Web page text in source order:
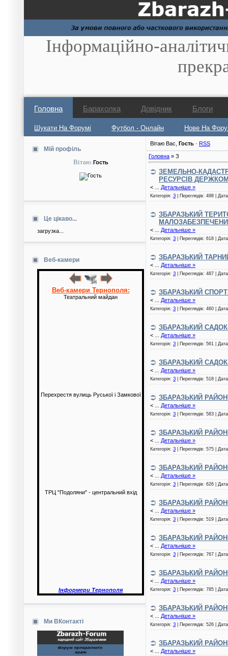
Інформаційно-
Головна
Шукати На Форумі Футбол - Онлайн Нове На
Барахолка Довідник Блоги
Мій профіль
Вітаю:Гость
Це цікаво...
загрузка...
Веб-камери
Веб-камери Тернополя:
Театральний майдан
Перехрестя вулиць Руської і Замкової
ТРЦ "Подоляни" - центральний вхід
Інформери Тернополя
Ми ВКонтакті
Вітаю Вас Гость · RSS
Головна » З
ЗЕМЕЛЬНО-
РЕСУРСІВ
< Детальніше »
Категорія: З | Переглядів: 498 |
ЗБАРАЗЬКИЙ
< Детальніше »
Категорія: З | Переглядів: 618 |
ЗБАРАЗЬКИЙ
< Детальніше »
Категорія: З | Переглядів: 487 |
ЗБАРАЗЬКИЙ
< Детальніше »
Категорія: З | Переглядів: 460 |
ЗБАРАЗЬКИЙ
< Детальніше »
Категорія: З | Переглядів: 561 |
ЗБАРАЗЬКИЙ
< Детальніше »
Категорія: З | Переглядів: 518 |
ЗБАРАЗЬКИЙ
< Детальніше »
Категорія: З | Переглядів: 583 |
ЗБАРАЗЬКИЙ
< Детальніше »
Категорія: З | Переглядів: 575 |
ЗБАРАЗЬКИЙ
< Детальніше »
Категорія: З | Переглядів: 626 |
ЗБАРАЗЬКИЙ
< Детальніше »
Категорія: З | Переглядів: 519 |
ЗБАРАЗЬКИЙ
< Детальніше »
Категорія: З | Переглядів: 767 |
ЗБАРАЗЬКИЙ
< Детальніше »
Категорія: З | Переглядів: 785 |
ЗБАРАЗЬКИЙ
< Детальніше »
Категорія: З | Переглядів: 526 |
ЗБАРАЗЬКИЙ
< Детальніше »